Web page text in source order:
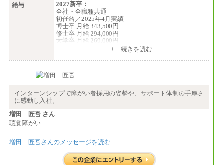
給与
2027新卒：
全社・全職種共通
初任給／2025年4月実績
博士卒 月給 343,500円
修士卒 月給 294,000円
大学卒 月給 269,000円
※試用期間の給与に変更はございません
中途：
す。
+ 続きを読む
インターンシップで障がい者採用の姿勢や、サポート体制の手厚さ
に感動し入社。
増田 匠吾 さん
聴覚障がい
増田 匠吾さんのメッセージを読む